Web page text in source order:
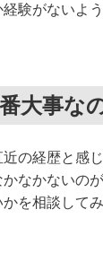
験がないよ
大事な
の経歴と感
なかないの
を相談して